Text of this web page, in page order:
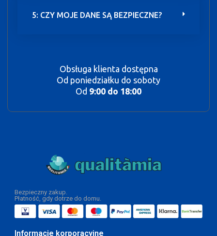
5: CZY MOJE DANE SĄ BEZPIECZNE?
Obsługa klienta dostępna
Od poniedziałku do soboty
Od 9:00 do 18:00
Bezpieczny zakup.
Płatność, gdy dotrze do domu.
Informacje korporacyjne